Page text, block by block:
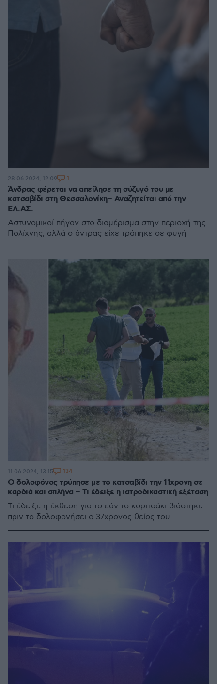
Άνδρας φέρεται να απείλησε τη σύζυγό του με
κατσαβίδι στη Θεσσαλονίκη– Αναζητείται από την
ΕΛ.ΑΣ.
Αστυνομικοί πήγαν στο διαμέρισμα στην περιοχή της
Πολίχνης, αλλά ο άντρας είχε τράπηκε σε φυγή
28.06.2024, 12:09 1
Ο δολοφόνος τρύπησε με το κατσαβίδι την 11χρονη σε
καρδιά και σπλήνα – Τι έδειξε η ιατροδικαστική εξέταση
Τι έδειξε η έκθεση για το εάν το κοριτσάκι βιάστηκε
πριν το δολοφονήσει ο 37χρονος θείος του
11.06.2024, 13:15 134